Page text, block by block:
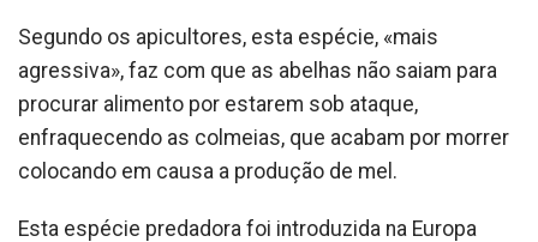
Segundo os apicultores, esta espécie, «mais
agressiva», faz com que as abelhas não saiam para
procurar alimento por estarem sob ataque,
enfraquecendo as colmeias, que acabam por morrer
colocando em causa a produção de mel.
Esta espécie predadora foi introduzida na Europa